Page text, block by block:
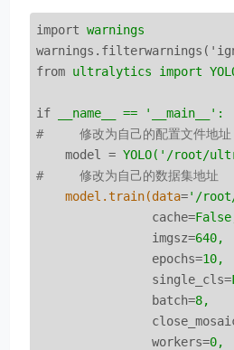
import warnings
from ultralytics import
if
__name__ == '__main__':
#     修改为自己的配置文件地址
model
= YOLO('/root/
#     修改为自己的数据集地址
model.train(data='/
cache=
imgsz=640,
epochs=10,
single_cls=
batch=8,
workers=0,